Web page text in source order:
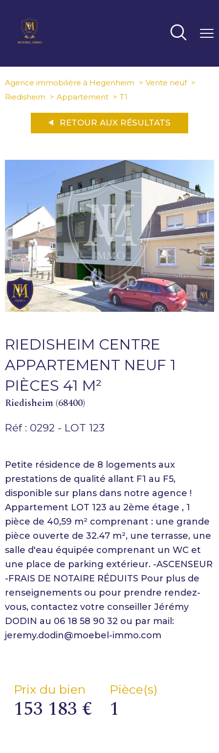
Agence immobilière à Hegenheim
Vente neuf
Riedisheim
Appartement T1
RETOUR AUX RÉSULTATS
RIEDISHEIM CENTRE
APPARTEMENT NEUF 1
PIÈCES 41 M²
Riedisheim (68400)
Réf : 0292 - LOT 123
Petite résidence de 8 logements aux
prestations de qualité allant F1 au F5,
disponible sur plans dans notre agence !
Appartement LOT 123 au 2ème étage , 1
pièce de 40,59 m² comprenant : une grande
pièce ouverte de 32.47 m², une terrasse, une
salle d'eau équipée comprenant un WC et
une place de parking extérieur. -ASCENSEUR
-FRAIS DE NOTAIRE RÉDUITS Pour plus de
renseignements ou pour prendre rendez-
vous, contactez votre conseiller Jérémy
DODIN au 06 18 58 90 32 ou par mail:
jeremy.dodin@moebel-immo.com
Prix du bien
153 183 €
Pièce(s)
1